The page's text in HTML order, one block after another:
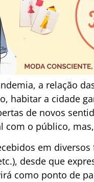
a relação
habitar a cidade
de novos
com o público,
em
desde que
como ponto de